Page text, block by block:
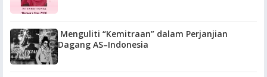
Menguliti “Kemitraan” dalam Perjanjian
Dagang AS–Indonesia